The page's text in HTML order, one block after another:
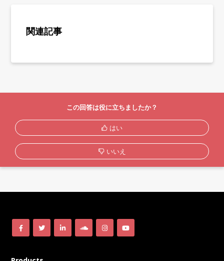
関連記事
この回答は役に立ちましたか？
はい
いいえ